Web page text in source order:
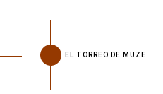
EL TORREO DE MUZE